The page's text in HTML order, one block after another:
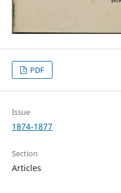
PDF
Issue
1874-1877
Section
Articles